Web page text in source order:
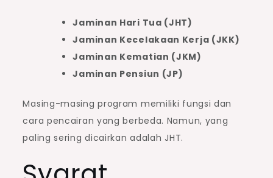
Jaminan Hari Tua (JHT)
Jaminan Kecelakaan Kerja (JKK)
Jaminan Kematian (JKM)
Jaminan Pensiun (JP)
Masing-masing program memiliki fungsi dan
cara pencairan yang berbeda. Namun, yang
paling sering dicairkan adalah JHT.